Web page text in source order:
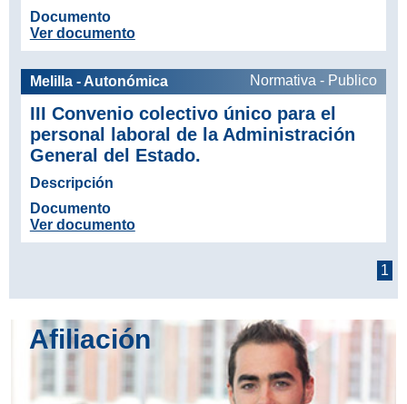
Documento
Ver documento
Melilla - Autonómica Normativa - Publico
III Convenio colectivo único para el
personal laboral de la Administración
General del Estado.
Descripción
Documento
Ver documento
1
Afiliación